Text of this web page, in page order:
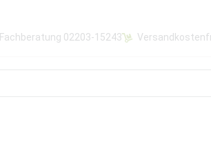
Fachberatung 02203-15243